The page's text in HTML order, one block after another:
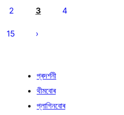
2 3 4
15
প্ৰদৰ্শনী
থীমবোৰ
প্লাগিনবোৰ